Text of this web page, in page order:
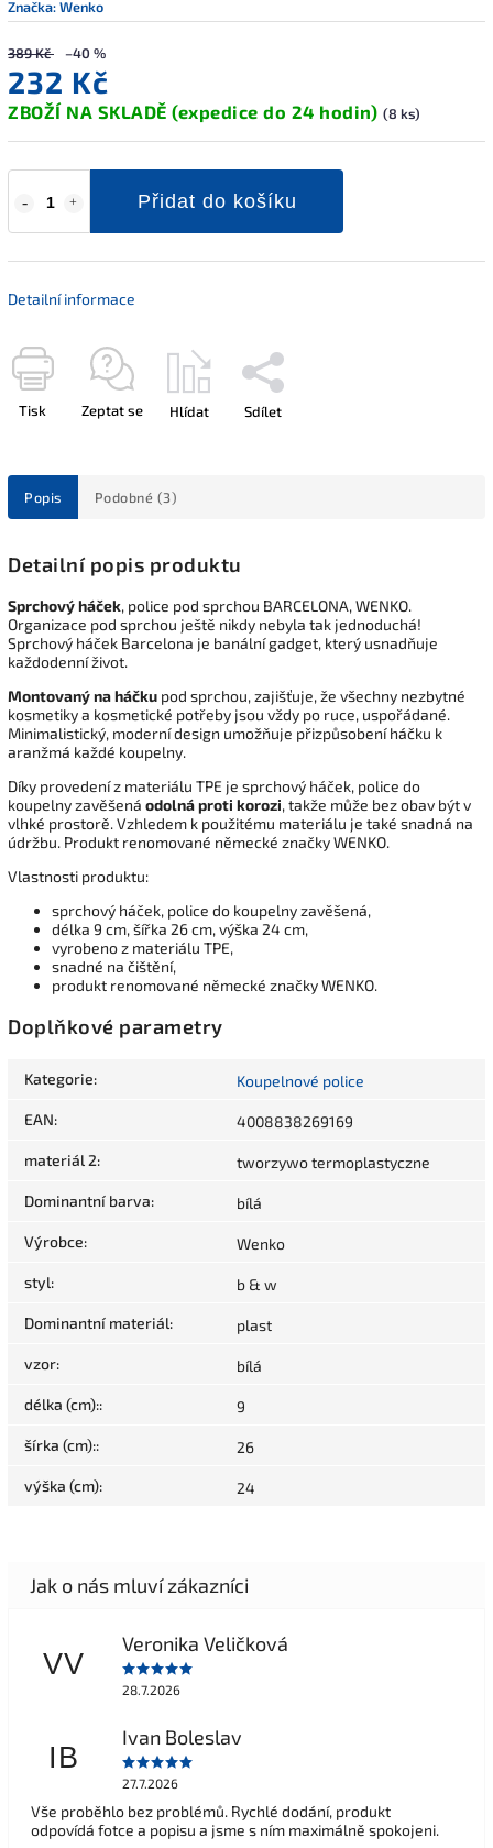
Značka:Wenko
389 Kč –40 %
232 Kč
ZBOŽÍ NA SKLADĚ (expedice do 24 hodin) (8 ks)
Přidat do košíku
Detailní informace
Tisk Zeptat se Hlídat Sdílet
Popis Podobné (3)
Detailní popis produktu
Sprchový háček, police pod sprchou BARCELONA, WENKO.
Organizace pod sprchou ještě nikdy nebyla tak jednoduchá!
Sprchový háček Barcelona je banální gadget, který usnadňuje
každodenní život.
Montovaný na háčku pod sprchou, zajišťuje, že všechny nezbytné
kosmetiky a kosmetické potřeby jsou vždy po ruce, uspořádané.
Minimalistický, moderní design umožňuje přizpůsobení háčku k
aranžmá každé koupelny.
Díky provedení z materiálu TPE je sprchový háček, police do
koupelny zavěšená odolná proti korozi, takže může bez obav být v
vlhké prostorě. Vzhledem k použitému materiálu je také snadná na
údržbu. Produkt renomované německé značky WENKO.
Vlastnosti produktu:
sprchový háček, police do koupelny zavěšená,
délka 9 cm, šířka 26 cm, výška 24 cm,
vyrobeno z materiálu TPE,
snadné na čištění,
produkt renomované německé značky WENKO.
Doplňkové parametry
Kategorie: Koupelnové police
EAN: 4008838269169
materiál 2: tworzywo termoplastyczne
Dominantní barva: bílá
Výrobce: Wenko
styl: b & w
Dominantní materiál: plast
vzor: bílá
délka (cm):: 9
šírka (cm):: 26
výška (cm): 24
VV
Veronika Veličková
28.7.2026
IB
Ivan Boleslav
27.7.2026
Vše proběhlo bez problémů. Rychlé dodání, produkt
odpovídá fotce a popisu a jsme s ním maximálně spokojeni.